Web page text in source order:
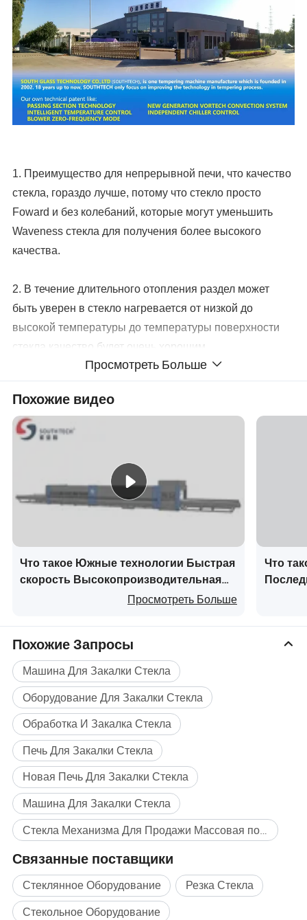
1. Преимущество для непрерывной печи, что качество
стекла, гораздо лучше, потому что стекло просто
Foward и без колебаний, которые могут уменьшить
Waveness стекла для получения более высокого
качества.
2. В течение длительного отопления раздел может
быть уверен в стекло нагревается от низкой до
высокой температуры до температуры поверхности
стекла качество будет очень хорошим
3. Оператор просто необходимо для погрузки и
выгрузки на стекле нет необходимости другие
сложные операции, которая может сэкономить много
времени и увеличение производства большая емкость
4. Подходит для: Обычного листового стекла, Ultra-
стекло, цветные стекла и т. Д.;
Технические параметры
Модель
Максимальна
я загрузка
(мм)
Минимальн
ый размер
стекла (мм)
(Мм)
Производств
о (м2/ч)
Трансформа
тор (КВТ)
Система
сжиженным
газом2010x
2000×1000 200×100 2.8-8 204 1000 КВА
Просмотреть Больше
Похожие видео
Что такое Южные технологии Быстрая
скорость Высокопроизводительная
плоская и перекрестная гибка стекла
поколением конвекции Vortech на
продажу (Серия NTPWG-V)
Просмотреть Больше
Что
Passing
Похожие Запросы
Машина Для Закалки Стекла
Оборудование Для Закалки Стекла
Обработка И Закалка Стекла
Печь Для Закалки Стекла
Новая Печь Для Закалки Стекла
Машина Для Закалки Стекла
Стекла Механизма Для Продажи Массовая покупка
Связанные поставщики
Стеклянное Оборудование
Резка Стекла
Стекольное Оборудование